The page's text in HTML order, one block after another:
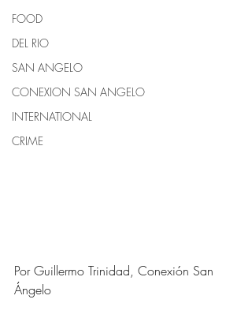
FOOD
DEL RIO
SAN ANGELO
CONEXION SAN ANGELO
INTERNATIONAL
CRIME
Por Guillermo Trinidad, Conexión San
Ángelo